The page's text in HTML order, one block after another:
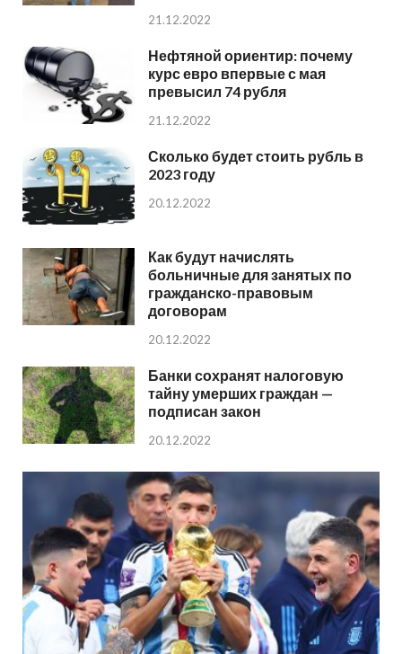
21.12.2022
Нефтяной ориентир: почему
курс евро впервые с мая
превысил 74 рубля
21.12.2022
Сколько будет стоить рубль в
2023 году
20.12.2022
Как будут начислять
больничные для занятых по
гражданско-правовым
договорам
20.12.2022
Банки сохранят налоговую
тайну умерших граждан —
подписан закон
20.12.2022